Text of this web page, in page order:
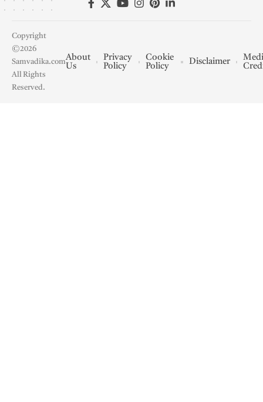
Copyright
©2026
Samvadika.com
All Rights
Reserved.
About
Us
Privacy
Policy
Cookie
Policy
Disclaimer